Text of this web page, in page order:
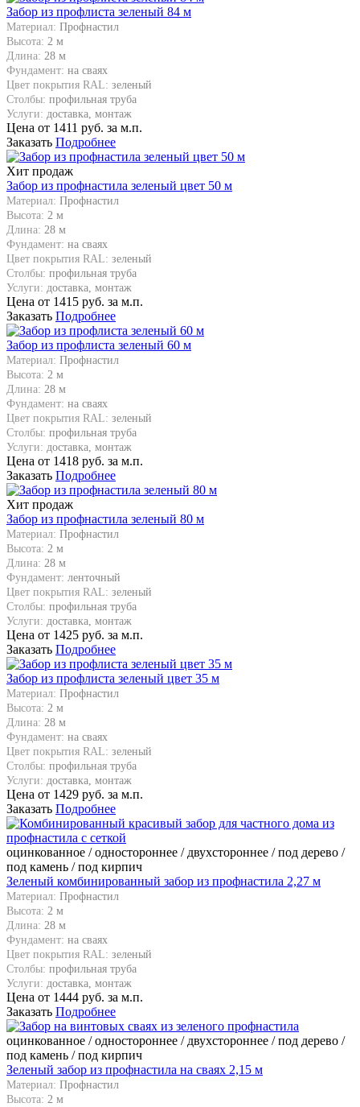
Забор из профлиста зеленый 84 м
Материал: Профнастил
Высота: 2 м
Длина: 28 м
Фундамент: на сваях
Цвет покрытия RAL: зеленый
Столбы: профильная труба
Услуги: доставка, монтаж
Цена от 1411 руб. за м.п.
Заказать Подробнее
Хит продаж
Забор из профнастила зеленый цвет 50 м
Материал: Профнастил
Высота: 2 м
Длина: 28 м
Фундамент: на сваях
Цвет покрытия RAL: зеленый
Столбы: профильная труба
Услуги: доставка, монтаж
Цена от 1415 руб. за м.п.
Заказать Подробнее
Забор из профлиста зеленый 60 м
Материал: Профнастил
Высота: 2 м
Длина: 28 м
Фундамент: на сваях
Цвет покрытия RAL: зеленый
Столбы: профильная труба
Услуги: доставка, монтаж
Цена от 1418 руб. за м.п.
Заказать Подробнее
Хит продаж
Забор из профнастила зеленый 80 м
Материал: Профнастил
Высота: 2 м
Длина: 28 м
Фундамент: ленточный
Цвет покрытия RAL: зеленый
Столбы: профильная труба
Услуги: доставка, монтаж
Цена от 1425 руб. за м.п.
Заказать Подробнее
Забор из профлиста зеленый цвет 35 м
Материал: Профнастил
Высота: 2 м
Длина: 28 м
Фундамент: на сваях
Цвет покрытия RAL: зеленый
Столбы: профильная труба
Услуги: доставка, монтаж
Цена от 1429 руб. за м.п.
Заказать Подробнее
оцинкованное / одностороннее / двухстороннее / под дерево /
под камень / под кирпич
Зеленый комбинированный забор из профнастила 2,27 м
Материал: Профнастил
Высота: 2 м
Длина: 28 м
Фундамент: на сваях
Цвет покрытия RAL: зеленый
Столбы: профильная труба
Услуги: доставка, монтаж
Цена от 1444 руб. за м.п.
Заказать Подробнее
оцинкованное / одностороннее / двухстороннее / под дерево /
под камень / под кирпич
Зеленый забор из профнастила на сваях 2,15 м
Материал: Профнастил
Высота: 2 м